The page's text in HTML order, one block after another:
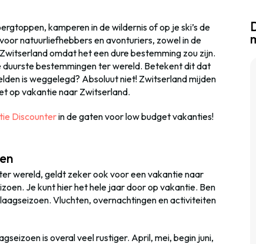
kamperen in de wildernis of op je ski’s de
natuurliefhebbers en avonturiers, zowel in de
omdat het een dure bestemming zou zijn.
bestemmingen ter wereld. Betekent dit dat
is weggelegd? Absoluut niet! Zwitserland mijden
op vakantie naar Zwitserland.
Discounterin de gaten voor low budget vakanties!
wereld, geldt zeker ook voor een vakantie naar
Je kunt hier het hele jaar door op vakantie. Ben
Vluchten, overnachtingen en activiteiten
is overal veel rustiger. April, mei, begin juni,